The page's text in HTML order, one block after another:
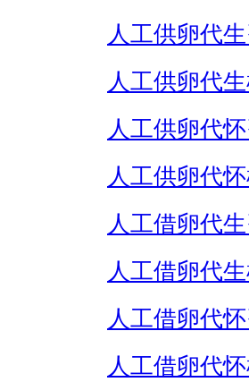
人工供卵代
人工供卵代
人工供卵代
人工供卵代
人工借卵代
人工借卵代
人工借卵代
人工借卵代